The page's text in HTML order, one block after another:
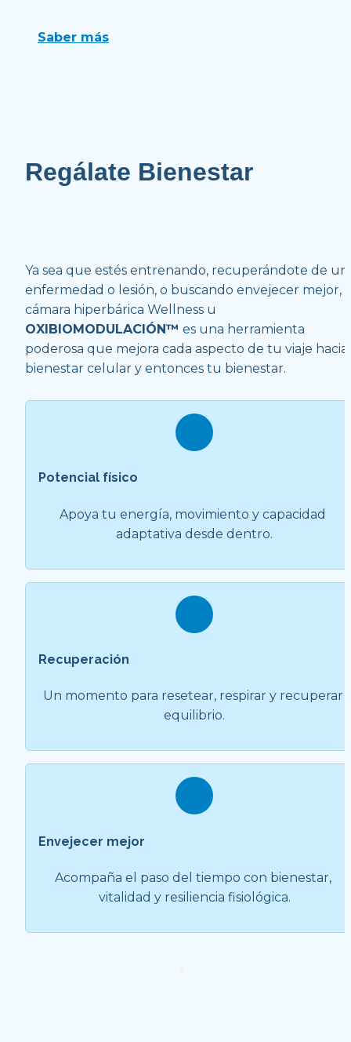
Saber más
Regálate Bienestar
Ya sea que estés entrenando, recuperándote de
enfermedad o lesión, o buscando envejecer mejor,
OXIBIOMODULACIÓN™ es una herramienta
poderosa que mejora cada aspecto de tu viaje hacia
bienestar celular y entonces tu bienestar.
Potencial físico
Apoya tu energía, movimiento y capacidad
adaptativa desde dentro.
Recuperación
Un momento para resetear, respirar y recuperar
equilibrio.
Envejecer mejor
Acompaña el paso del tiempo con bienestar,
vitalidad y resiliencia fisiológica.